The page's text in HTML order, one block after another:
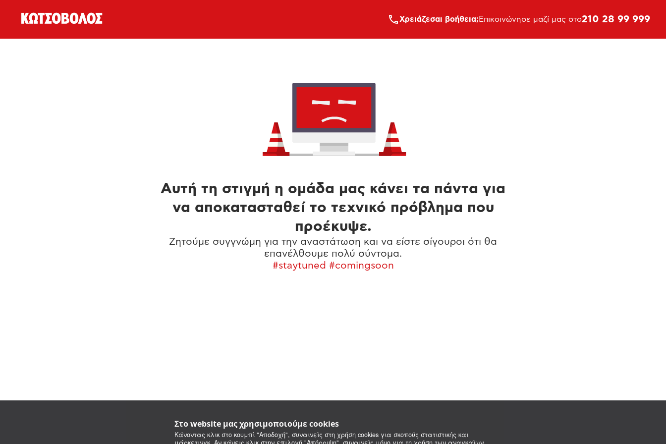
Στο website μας χρησιμοποιούμε cookies
Κάνοντας κλικ στο κουμπί "Αποδοχή", συναινείς στη χρήση cookies για σκοπούς στατιστικής και
Xρειάζεσαι βοήθεια; Επικοινώνησε μαζί μας στο210 28 99 999
Αυτή τη στιγμή η ομάδα μας κάνει τα πάντα για
να αποκατασταθεί το τεχνικό πρόβλημα που
προέκυψε.
Ζητούμε συγγνώμη για την αναστάτωση και να είστε σίγουροι ότι θα
επανέλθουμε πολύ σύντομα.
#staytuned #comingsoon